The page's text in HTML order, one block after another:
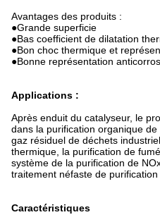
Avantages des produits :
●Grande superficie
●Bas coefficient de dilatation
●Bon choc thermique et
●Bonne représentation
Applications :
Après enduit du catalyseur, le
dans la purification organique
gaz résiduel de déchets
thermique, la purification de
système de la purification de
traitement néfaste de purification
Caractéristiques